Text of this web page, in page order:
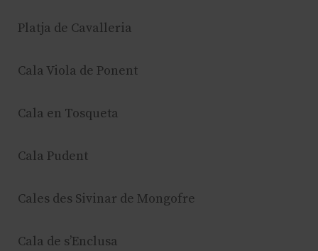
Platja de Cavalleria
Cala Viola de Ponent
Cala en Tosqueta
Cala Pudent
Cales des Sivinar de Mongofre
Cala de s’Enclusa